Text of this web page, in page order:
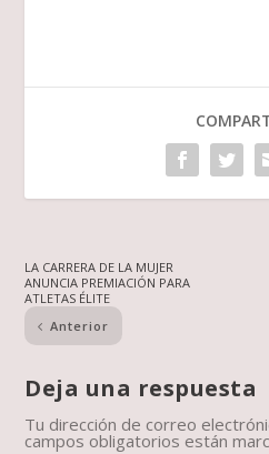
LA CARRERA DE LA MUJER
ANUNCIA PREMIACIÓN PARA
ATLETAS ÉLITE
Anterior
Deja una respuesta
Tu dirección de correo
campos obligatorios están